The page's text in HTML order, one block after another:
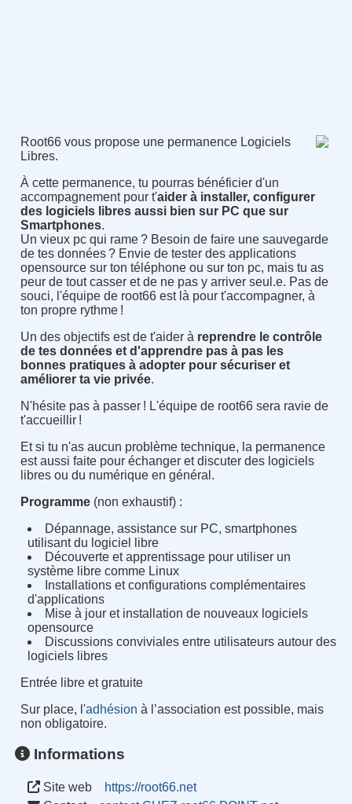
Root66 vous propose une permanence Logiciels
Libres.
À cette permanence, tu pourras bénéficier d'un
accompagnement pour t'aider à installer, configurer
des logiciels libres aussi bien sur PC que sur
Smartphones.
Un vieux pc qui rame ? Besoin de faire une sauvegarde
de tes données ? Envie de tester des applications
opensource sur ton téléphone ou sur ton pc, mais tu as
peur de tout casser et de ne pas y arriver seul.e. Pas de
souci, l'équipe de root66 est là pour t'accompagner, à
ton propre rythme !
Un des objectifs est de t'aider à reprendre le contrôle
de tes données et d'apprendre pas à pas les
bonnes pratiques à adopter pour sécuriser et
améliorer ta vie privée.
N'hésite pas à passer ! L'équipe de root66 sera ravie de
t'accueillir !
Et si tu n'as aucun problème technique, la permanence
est aussi faite pour échanger et discuter des logiciels
libres ou du numérique en général.
Programme(non exhaustif) :
Dépannage, assistance sur PC, smartphones
utilisant du logiciel libre
Découverte et apprentissage pour utiliser un
système libre comme Linux
Installations et configurations complémentaires
d'applications
Mise à jour et installation de nouveaux logiciels
opensource
Discussions conviviales entre utilisateurs autour des
logiciels libres
Entrée libre et gratuite
Sur place, l'adhésion à l’association est possible, mais
non obligatoire.
Informations
Site web
https://root66.net